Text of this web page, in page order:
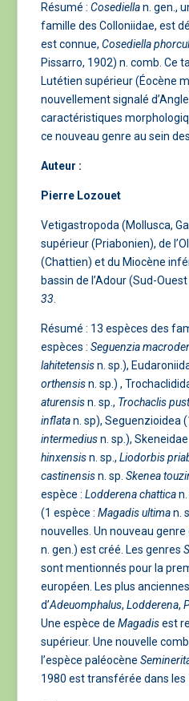
Résumé : Cosediellan. gen.,
famille des Colloniidae, est
est connue,Cosediella
Pissarro, 1902) n. comb. Ce
Lutétien supérieur (Éocène
nouvellement signalé
caractéristiques
ce nouveau genre au sein
Auteur :
Pierre Lozouet
Vetigastropoda (Mollusca,
supérieur (Priabonien), de
(Chattien) et du Miocène
bassin de l’Adour (Sud-
33.
Résumé : 13 espèces des
espèces :Seguenzia
lahitetensisn. sp.),
orthensisn. sp.) ,
aturensisn. sp., Trochaclis
inflatan. sp), Seguenzioidea
intermediusn. sp.),
hinxensisn. sp.,Liodorbis
castinensisn. sp.Skenea
espèce :Lodderena chattica
(1 espèce :Magadis ultiman.
nouvelles. Un nouveau
n. gen.) est créé. Les genres
sont mentionnés pour la
européen. Les plus
d’Adeuomphalus,Lodderena,
Une espèce deMagadisest
supérieur. Une nouvelle
l’espèce paléocène
1980 est transférée dans les